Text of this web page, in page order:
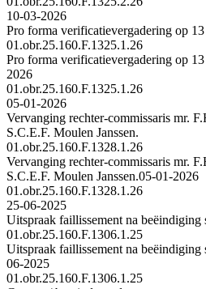
10-03-2026
Pro forma verificatievergadering op
01.obr.25.160.F.1325.1.26
Pro forma verificatievergadering op
2026
01.obr.25.160.F.1325.1.26
05-01-2026
Vervanging rechter-commissaris mr.
S.C.E.F. Moulen Janssen.
01.obr.25.160.F.1328.1.26
Vervanging rechter-commissaris mr.
S.C.E.F. Moulen Janssen.05-01-2026
01.obr.25.160.F.1328.1.26
25-06-2025
Uitspraak faillissement na beëindiging
01.obr.25.160.F.1306.1.25
Uitspraak faillissement na beëindiging
06-2025
01.obr.25.160.F.1306.1.25